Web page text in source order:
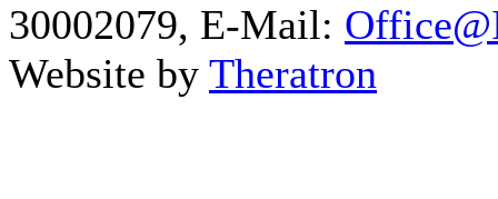
30002079, E-Mail:
Website by Theratron